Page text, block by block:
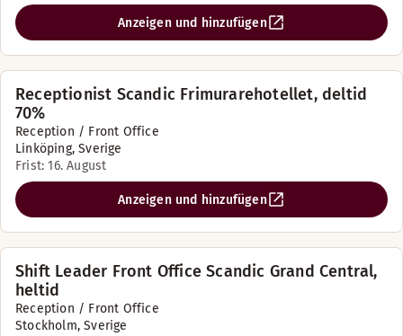
Anzeigen und hinzufügen
Receptionist Scandic Frimurarehotellet, deltid
70%
Reception / Front Office
Linköping, Sverige
Frist: 16. August
Anzeigen und hinzufügen
Shift Leader Front Office Scandic Grand Central,
heltid
Reception / Front Office
Stockholm, Sverige